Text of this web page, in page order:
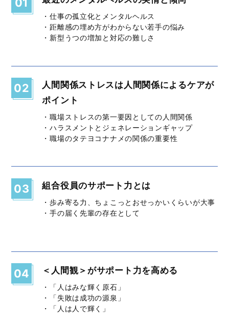
01
・仕事の孤立化とメンタルヘルス
・距離感の埋め方がわからない若手の悩み
・新型うつの増加と対応の難しさ
02
人間関係ストレスは人間関係によるケアが
ポイント
・職場ストレスの第一要因としての人間関係
・ハラスメントとジェネレーションギャップ
・職場のタテヨコナナメの関係の重要性
03 組合役員のサポート力とは
・歩み寄る力、ちょこっとおせっかいくらいが大事
・手の届く先輩の存在として
04 ＜人間観＞がサポート力を高める
・「人はみな輝く原石」
・「失敗は成功の源泉」
・「人は人で輝く」